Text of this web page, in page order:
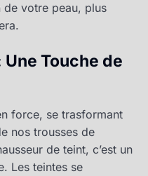
de votre peau, plus
Une Touche de
force, se trasformant
nos trousses de
de teint, c’est un
Les teintes se